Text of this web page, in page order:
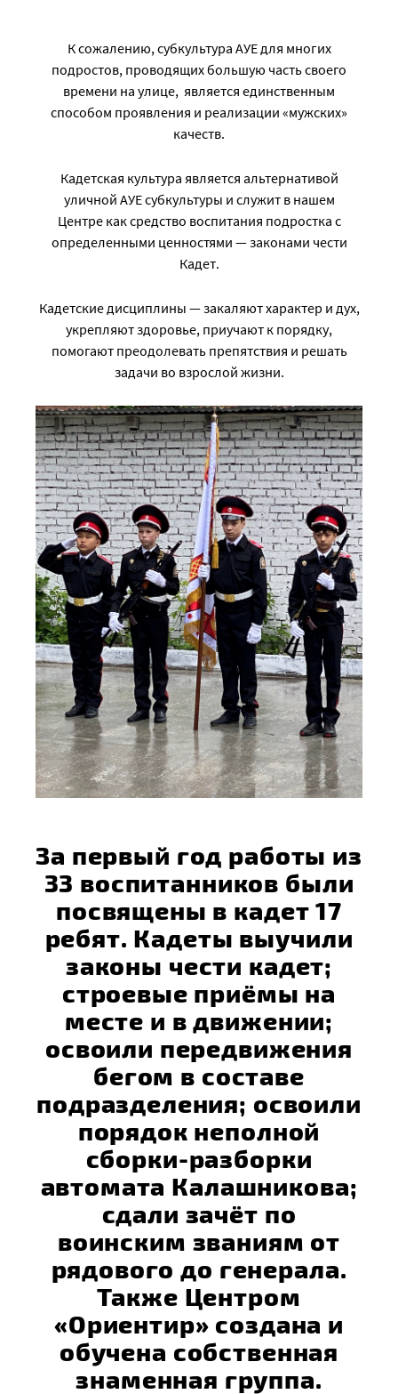
К сожалению, субкультура АУЕ для многих
подростов, проводящих большую часть своего
времени на улице, является единственным
способом проявления и реализации «мужских»
качеств.
Кадетская культура является альтернативой
уличной АУЕ субкультуры и служит в нашем
Центре как средство воспитания подростка с
определенными ценностями — законами чести
Кадет.
Кадетские дисциплины — закаляют характер и дух,
укрепляют здоровье, приучают к порядку,
помогают преодолевать препятствия и решать
задачи во взрослой жизни.
За первый год работы из
33 воспитанников были
посвящены в кадет 17
ребят. Кадеты выучили
законы чести кадет;
строевые приёмы на
месте и в движении;
освоили передвижения
бегом в составе
подразделения; освоили
порядок неполной
сборки-разборки
автомата Калашникова;
сдали зачёт по
воинским званиям от
рядового до генерала.
Также Центром
«Ориентир» создана и
обучена собственная
знаменная группа.